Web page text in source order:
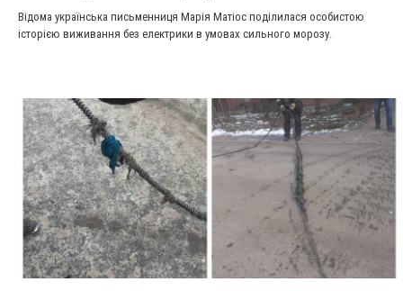
Відома українська письменниця Марія Матіос поділилася особистою
історією виживання без електрики в умовах сильного морозу.